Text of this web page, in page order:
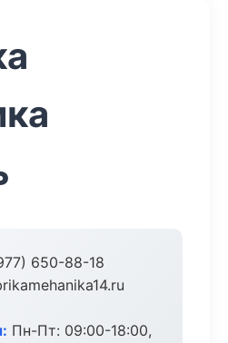
650-88-18
Пн-Пт: 09:00-18:00,